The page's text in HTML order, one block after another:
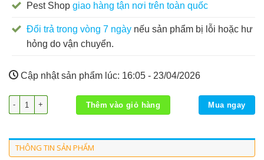
Pest Shop giao hàng tận nơi trên toàn quốc
Đổi trả trong vòng 7 ngày nếu sản phẩm bị lỗi hoặc hư
hỏng do vận chuyển.
Cập nhật sản phẩm lúc: 16:05 - 23/04/2026
Đèn Bắt Muỗi Thông Minh QINGTING số lượng
Thêm vào giỏ hàng Mua ngay
THÔNG TIN SẢN PHẨM